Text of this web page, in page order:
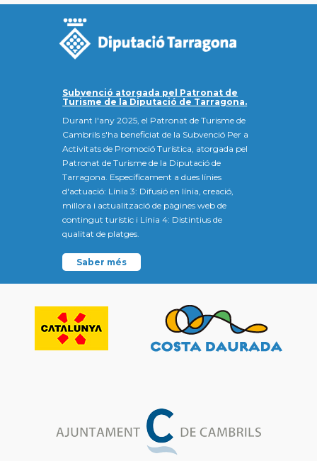
Subvenció atorgada pel Patronat de
Turisme de la Diputació de Tarragona.
Durant l'any 2025, el Patronat de Turisme de
Cambrils s'ha beneficiat de la Subvenció Per a
Activitats de Promoció Turística, atorgada pel
Patronat de Turisme de la Diputació de
Tarragona. Específicament a dues línies
d'actuació: Línia 3: Difusió en línia, creació,
millora i actualització de pàgines web de
contingut turístic i Línia 4: Distintius de
qualitat de platges.
Saber més